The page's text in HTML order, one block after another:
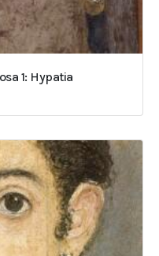
1: Hypatia